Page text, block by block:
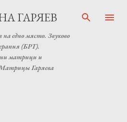
основното съдържание
ГАРЯЕВ
едно място. Звуково
(БРТ).
матрици и
Матрицы Гаряева